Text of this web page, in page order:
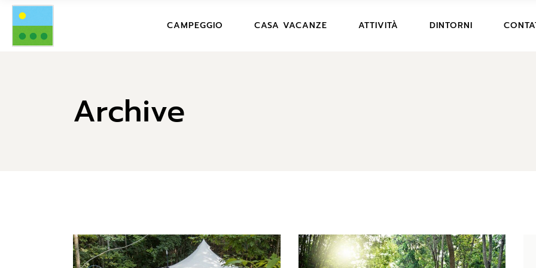
CAMPEGGIO
SERVIZI
CASA VACANZE ATTIVITÀ DINTORNI
PREZZI CAMPING
PREZZI CASA VACANZEARTE E STORIA
Archive